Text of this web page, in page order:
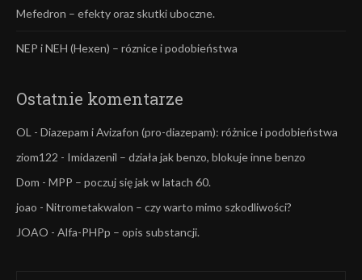
Mefedron – efekty oraz skutki uboczne.
NEP i NEH (Hexen) – róznice i podobieństwa
Ostatnie komentarze
OL - Diazepam i Avizafon (pro-diazepam): różnice i podobieństwa
ziom122 - Imidazenil – działa jak benzo, blokuje inne benzo
Dom - MPP – poczuj się jak w latach 60.
joao - Nitrometakwalon – czy warto mimo szkodliwości?
JOAO - Alfa-PHPp – opis substancji.